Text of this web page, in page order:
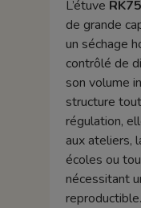
L’étuve
de grande
un séchage
contrôlé de
son volume
structure
régulation,
aux ateliers,
écoles ou
nécessitant
reproductible.